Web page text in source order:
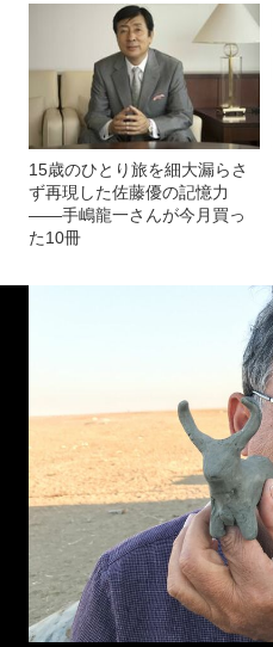
15歳のひとり旅を細大漏らさ
ず再現した佐藤優の記憶力
――手嶋龍一さんが今月買っ
た10冊